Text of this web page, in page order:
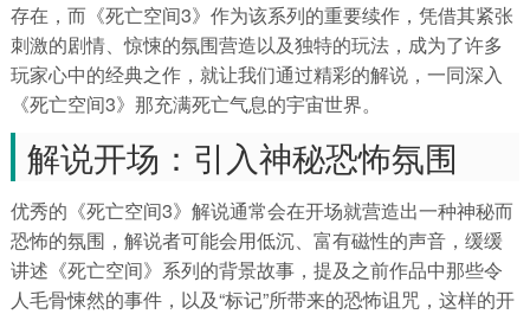
存在，而《死亡空间3》作为该系列的重要续作，凭借其紧张
刺激的剧情、惊悚的氛围营造以及独特的玩法，成为了许多
玩家心中的经典之作，就让我们通过精彩的解说，一同深入
《死亡空间3》那充满死亡气息的宇宙世界。
解说开场：引入神秘恐怖氛围
优秀的《死亡空间3》解说通常会在开场就营造出一种神秘而
恐怖的氛围，解说者可能会用低沉、富有磁性的声音，缓缓
讲述《死亡空间》系列的背景故事，提及之前作品中那些令
人毛骨悚然的事件，以及“标记”所带来的恐怖诅咒，这样的开